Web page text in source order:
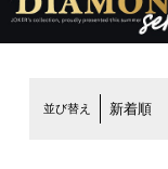
並び替え 新着順